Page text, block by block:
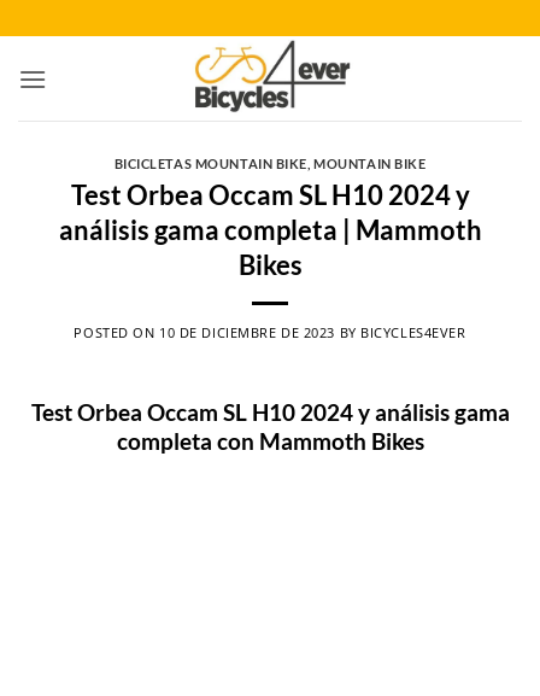
al
contenido
BICICLETAS MOUNTAIN BIKE ,MOUNTAIN BIKE
Test Orbea Occam SL H10 2024 y
análisis gama completa | Mammoth
Bikes
POSTED ON 10 DE DICIEMBRE DE 2023 BY BICYCLES4EVER
Test Orbea Occam SL H10 2024 y análisis gama
completa con Mammoth Bikes